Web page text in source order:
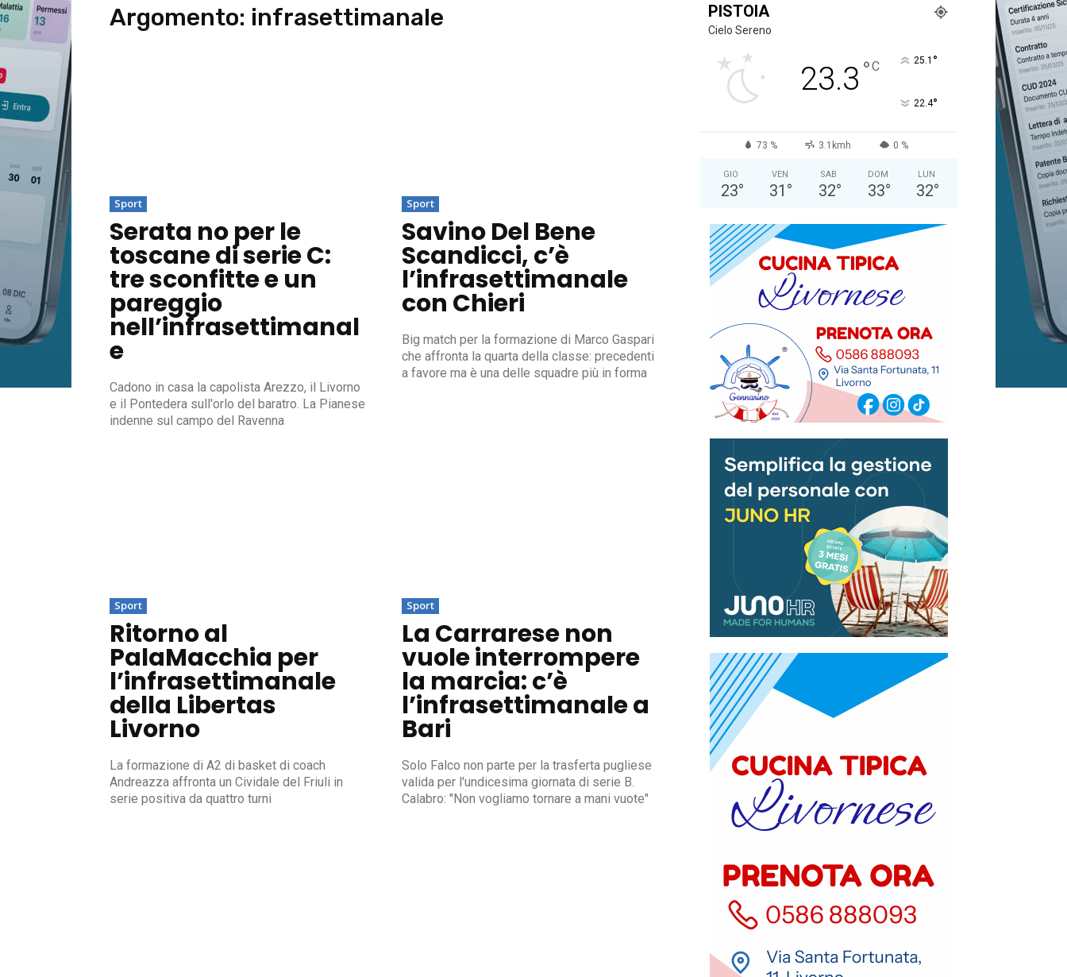
Argomento: infrasettimanale
Sport
Serata no per le
toscane di serie C:
tre sconfitte e un
pareggio
nell’infrasettimanal
e
Cadono in casa la capolista Arezzo, il Livorno
e il Pontedera sull'orlo del baratro. La Pianese
indenne sul campo del Ravenna
Sport
Savino Del Bene
Scandicci, c’è
l’infrasettimanale
con Chieri
Big match per la formazione di Marco Gaspari
che affronta la quarta della classe: precedenti
a favore ma è una delle squadre più in forma
Sport
Ritorno al
PalaMacchia per
l’infrasettimanale
della Libertas
Livorno
La formazione di A2 di basket di coach
Andreazza affronta un Cividale del Friuli in
serie positiva da quattro turni
Sport
La Carrarese non
vuole interrompere
la marcia: c’è
l’infrasettimanale a
Bari
Solo Falco non parte per la trasferta pugliese
valida per l'undicesima giornata di serie B.
Calabro: "Non vogliamo tornare a mani vuote"
PISTOIA
Cielo Sereno
23.3 °C 25.1 °
22.4°
73 % 3.1kmh 0 %
GIO
23°
VEN
31 °
SAB
32°
DOM
33°
LUN
32°